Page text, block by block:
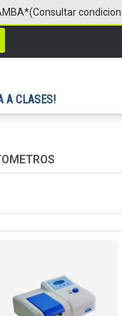
A CLASES!